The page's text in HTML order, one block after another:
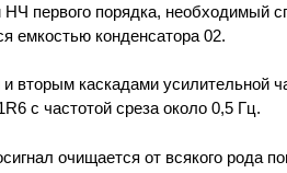
первого порядка, необходимый
емкостью конденсатора 02.
вторым каскадами усилительной
с частотой среза около 0,5 Гц.
очищается от всякого рода